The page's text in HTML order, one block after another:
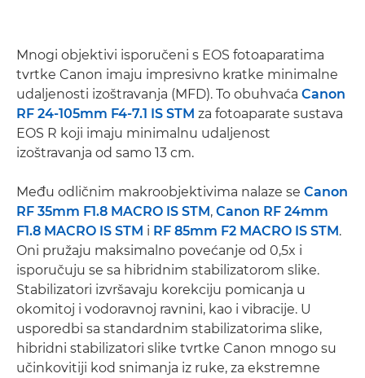
Mnogi objektivi isporučeni s EOS fotoaparatima
tvrtke Canon imaju impresivno kratke minimalne
udaljenosti izoštravanja (MFD). To obuhvaća Canon
RF 24-105mm F4-7.1 IS STM za fotoaparate sustava
EOS R koji imaju minimalnu udaljenost
izoštravanja od samo 13 cm.
Među odličnim makroobjektivima nalaze se Canon
RF 35mm F1.8 MACRO IS STM, Canon RF 24mm
F1.8 MACRO IS STM i RF 85mm F2 MACRO IS STM.
Oni pružaju maksimalno povećanje od 0,5x i
isporučuju se sa hibridnim stabilizatorom slike.
Stabilizatori izvršavaju korekciju pomicanja u
okomitoj i vodoravnoj ravnini, kao i vibracije. U
usporedbi sa standardnim stabilizatorima slike,
hibridni stabilizatori slike tvrtke Canon mnogo su
učinkovitiji kod snimanja iz ruke, za ekstremne